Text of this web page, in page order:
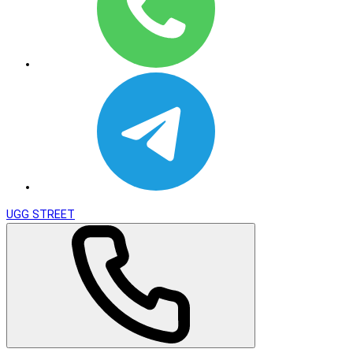
UGG STREET